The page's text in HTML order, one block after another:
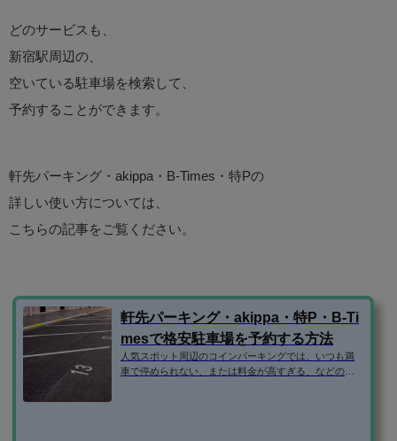
どのサービスも、
新宿駅周辺の、
空いている駐車場を検索して、
予約することができます。
軒先パーキング・akippa・B-Times・特Pの
詳しい使い方については、
こちらの記事をご覧ください。
軒先パーキング・akippa・特P・B-Ti
mesで格安駐車場を予約する方法
人気スポット周辺のコインパーキングでは、いつも満
車で停められない、または料金が高すぎる、などの問